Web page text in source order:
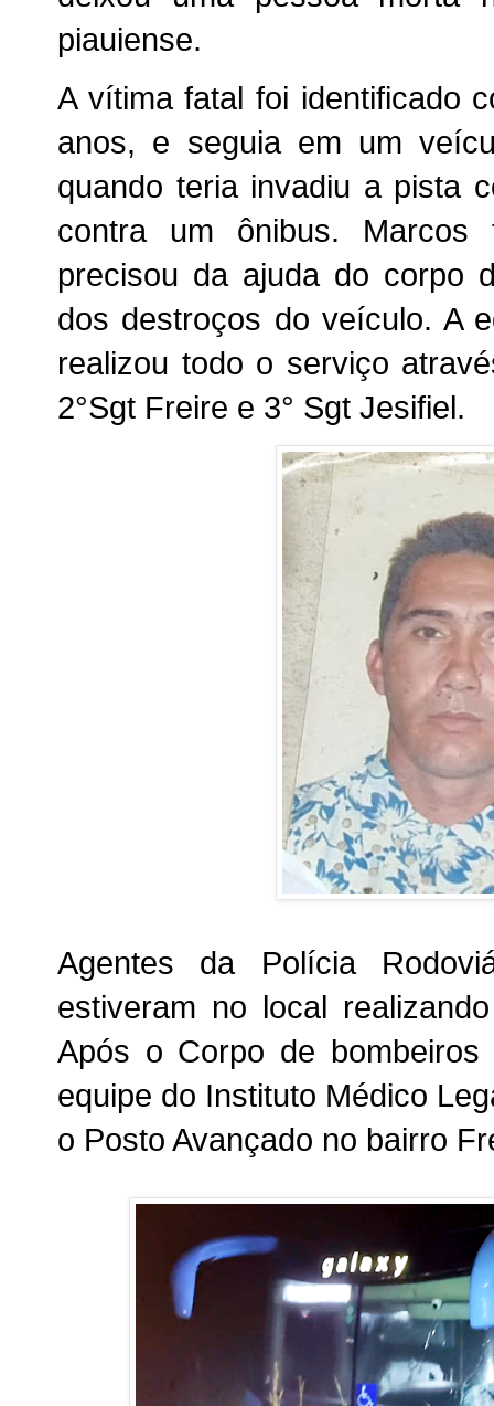
piauiense.
A vítima fatal foi identificado
anos, e seguia em um
quando teria invadiu a pista
contra um ônibus.
precisou da ajuda do corpo
dos destroços do veículo. A
realizou todo o serviço
2°Sgt Freire e 3° Sgt Jesifiel.
Agentes da Polícia
estiveram no local
Após o Corpo de
equipe do Instituto Médico
o Posto Avançado no bairro